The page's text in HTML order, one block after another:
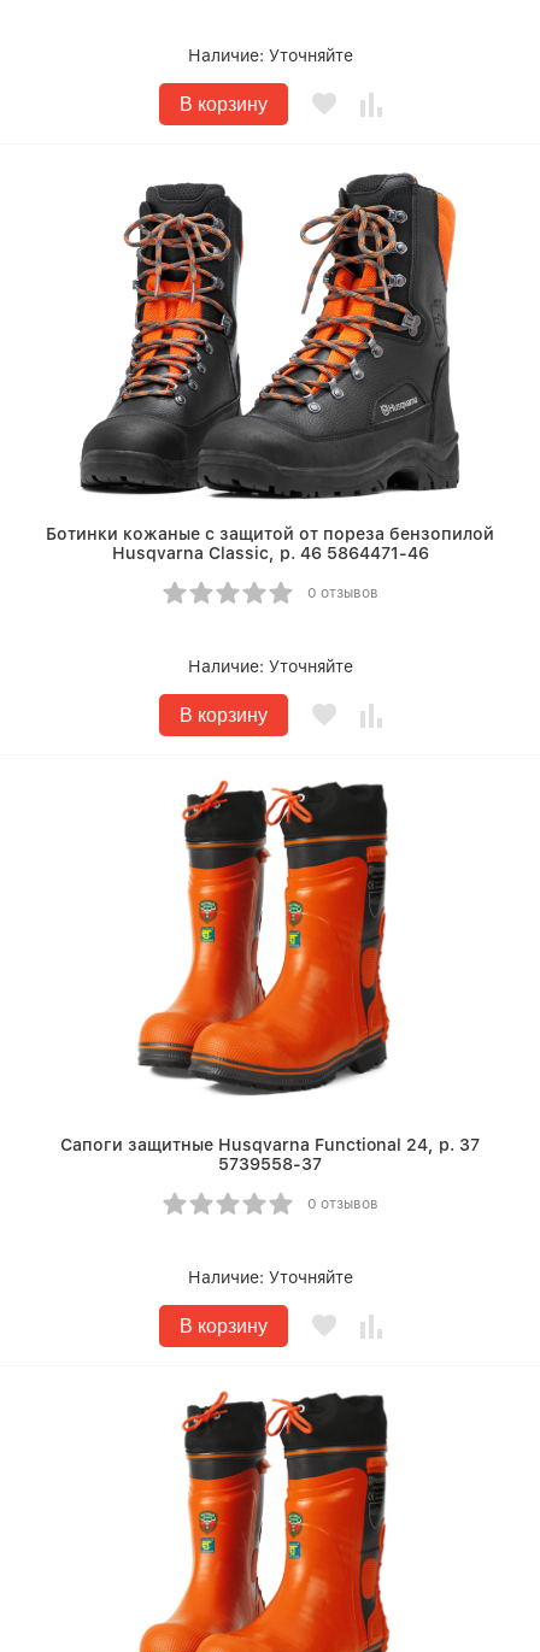
Наличие: Уточняйте
В корзину
Ботинки кожаные с защитой от пореза бензопилой
Husqvarna Classic, р. 46 5864471-46
0 отзывов
Наличие: Уточняйте
В корзину
Сапоги защитные Husqvarna Functional 24, р. 37
5739558-37
0 отзывов
Наличие: Уточняйте
В корзину